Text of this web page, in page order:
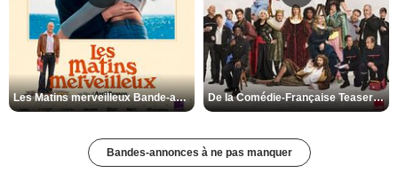
Les Matins merveilleux Bande-annonce VF De la Comédie-Française Teaser VF
Bandes-annonces à ne pas manquer